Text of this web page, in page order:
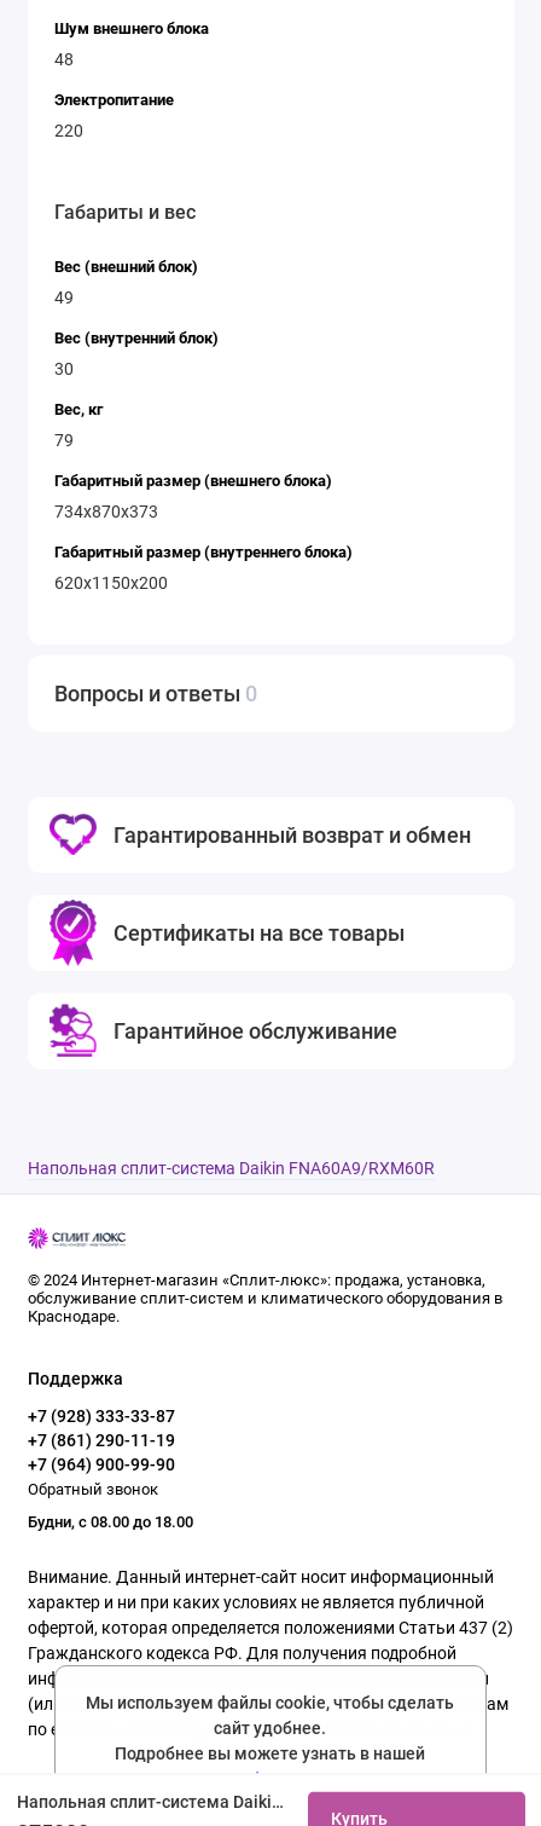
Напольная сплит-система Daikin FNA60A9/RXM60R купить не дорого с установкой. Большой выбор товаров в каталоге, скидки, акции, гарантия.
Купить
Шум внешнего блока
48
Электропитание
220
Габариты и вес
Вес (внешний блок)
49
Вес (внутренний блок)
30
Вес, кг
79
Габаритный размер (внешнего блока)
734x870x373
Габаритный размер (внутреннего блока)
620x1150x200
Вопросы и ответы 0
Гарантированный возврат и обмен
Сертификаты на все товары
Гарантийное обслуживание
Напольная сплит-система Daikin FNA60A9/RXM60R
© 2024 Интернет-магазин «Сплит-люкс»: продажа, установка,
обслуживание сплит-систем и климатического оборудования в
Краснодаре.
Поддержка
+7 (928) 333-33-87
+7 (861) 290-11-19
+7 (964) 900-99-90
Обратный звонок
Будни, с 08.00 до 18.00
Внимание. Данный интернет-сайт носит информационный
характер и ни при каких условиях не является публичной
офертой, которая определяется положениями Статьи 437 (2)
Гражданского кодекса РФ. Для получения подробной
информации о наличии и стоимости указанных товаров и
(или) услуг, пожалуйста, обращайтесь к нашим менеджерам
по email или телефону указанного в разделе контакты !
Мы используем файлы cookie, чтобы сделать
сайт удобнее.
Подробнее вы можете узнать в нашей
политике конфиденциальности